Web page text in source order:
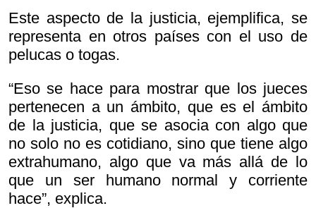
Este aspecto de la justicia, ejemplifica, se
representa en otros países con el uso de
pelucas o togas.
“Eso se hace para mostrar que los jueces
pertenecen a un ámbito, que es el ámbito
de la justicia, que se asocia con algo que
no solo no es cotidiano, sino que tiene algo
extrahumano, algo que va más allá de lo
que un ser humano normal y corriente
hace”, explica.